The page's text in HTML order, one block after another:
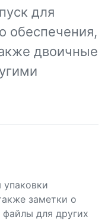
для
обеспечения,
двоичные
заметки о
для других